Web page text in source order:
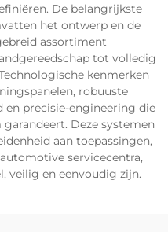
De belangrijkste
het ontwerp en de
assortiment
tot volledig
kenmerken
robuuste
precisie-engineering die
Deze systemen
aan toepassingen,
servicecentra,
veilig en eenvoudig zijn.